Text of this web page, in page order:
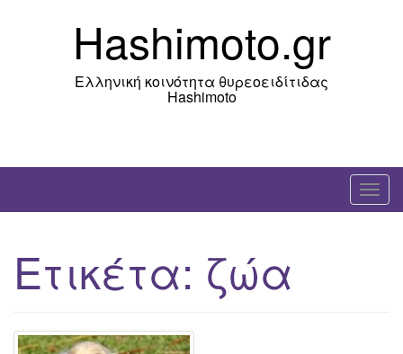
Hashimoto.gr
Ελληνική κοινότητα θυρεοειδίτιδας
Hashimoto
T
o
Ετικέτα: ζώα